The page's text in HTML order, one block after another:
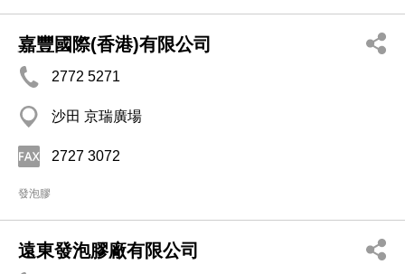
嘉豐國際(香港)有限公司
2772 5271
沙田 京瑞廣場
2727 3072
發泡膠
遠東發泡膠廠有限公司